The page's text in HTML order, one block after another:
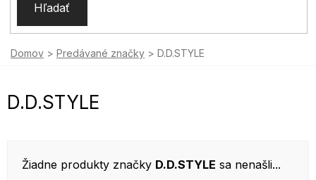
Hľadať
Domov Predávané značky D.D.STYLE
D.D.STYLE
Žiadne produkty značky D.D.STYLE sa nenašli...